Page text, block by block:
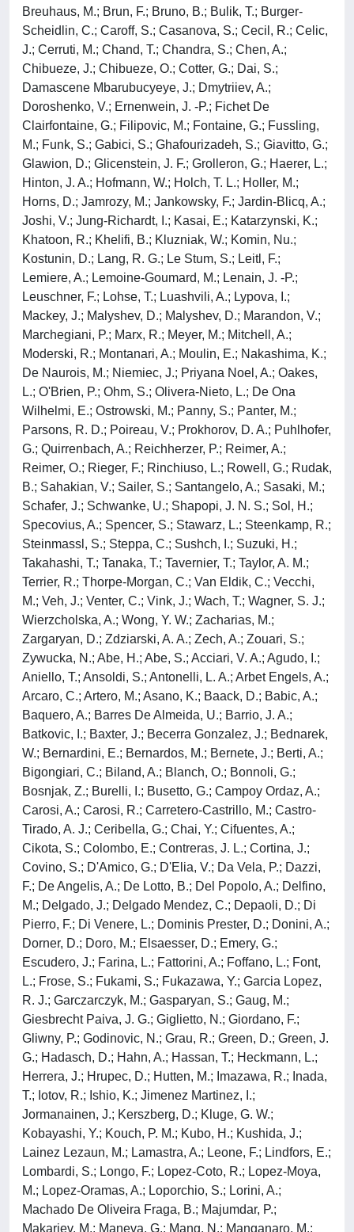
Breuhaus, M.; Brun, F.; Bruno, B.; Bulik, T.; Burger-
Scheidlin, C.; Caroff, S.; Casanova, S.; Cecil, R.; Celic,
J.; Cerruti, M.; Chand, T.; Chandra, S.; Chen, A.;
Chibueze, J.; Chibueze, O.; Cotter, G.; Dai, S.;
Damascene Mbarubucyeye, J.; Dmytriiev, A.;
Doroshenko, V.; Ernenwein, J. -P.; Fichet De
Clairfontaine, G.; Filipovic, M.; Fontaine, G.; Fussling,
M.; Funk, S.; Gabici, S.; Ghafourizadeh, S.; Giavitto, G.;
Glawion, D.; Glicenstein, J. F.; Grolleron, G.; Haerer, L.;
Hinton, J. A.; Hofmann, W.; Holch, T. L.; Holler, M.;
Horns, D.; Jamrozy, M.; Jankowsky, F.; Jardin-Blicq, A.;
Joshi, V.; Jung-Richardt, I.; Kasai, E.; Katarzynski, K.;
Khatoon, R.; Khelifi, B.; Kluzniak, W.; Komin, Nu.;
Kostunin, D.; Lang, R. G.; Le Stum, S.; Leitl, F.;
Lemiere, A.; Lemoine-Goumard, M.; Lenain, J. -P.;
Leuschner, F.; Lohse, T.; Luashvili, A.; Lypova, I.;
Mackey, J.; Malyshev, D.; Malyshev, D.; Marandon, V.;
Marchegiani, P.; Marx, R.; Meyer, M.; Mitchell, A.;
Moderski, R.; Montanari, A.; Moulin, E.; Nakashima, K.;
De Naurois, M.; Niemiec, J.; Priyana Noel, A.; Oakes,
L.; O'Brien, P.; Ohm, S.; Olivera-Nieto, L.; De Ona
Wilhelmi, E.; Ostrowski, M.; Panny, S.; Panter, M.;
Parsons, R. D.; Poireau, V.; Prokhorov, D. A.; Puhlhofer,
G.; Quirrenbach, A.; Reichherzer, P.; Reimer, A.;
Reimer, O.; Rieger, F.; Rinchiuso, L.; Rowell, G.; Rudak,
B.; Sahakian, V.; Sailer, S.; Santangelo, A.; Sasaki, M.;
Schafer, J.; Schwanke, U.; Shapopi, J. N. S.; Sol, H.;
Specovius, A.; Spencer, S.; Stawarz, L.; Steenkamp, R.;
Steinmassl, S.; Steppa, C.; Sushch, I.; Suzuki, H.;
Takahashi, T.; Tanaka, T.; Tavernier, T.; Taylor, A. M.;
Terrier, R.; Thorpe-Morgan, C.; Van Eldik, C.; Vecchi,
M.; Veh, J.; Venter, C.; Vink, J.; Wach, T.; Wagner, S. J.;
Wierzcholska, A.; Wong, Y. W.; Zacharias, M.;
Zargaryan, D.; Zdziarski, A. A.; Zech, A.; Zouari, S.;
Zywucka, N.; Abe, H.; Abe, S.; Acciari, V. A.; Agudo, I.;
Aniello, T.; Ansoldi, S.; Antonelli, L. A.; Arbet Engels, A.;
Arcaro, C.; Artero, M.; Asano, K.; Baack, D.; Babic, A.;
Baquero, A.; Barres De Almeida, U.; Barrio, J. A.;
Batkovic, I.; Baxter, J.; Becerra Gonzalez, J.; Bednarek,
W.; Bernardini, E.; Bernardos, M.; Bernete, J.; Berti, A.;
Bigongiari, C.; Biland, A.; Blanch, O.; Bonnoli, G.;
Bosnjak, Z.; Burelli, I.; Busetto, G.; Campoy Ordaz, A.;
Carosi, A.; Carosi, R.; Carretero-Castrillo, M.; Castro-
Tirado, A. J.; Ceribella, G.; Chai, Y.; Cifuentes, A.;
Cikota, S.; Colombo, E.; Contreras, J. L.; Cortina, J.;
Covino, S.; D'Amico, G.; D'Elia, V.; Da Vela, P.; Dazzi,
F.; De Angelis, A.; De Lotto, B.; Del Popolo, A.; Delfino,
M.; Delgado, J.; Delgado Mendez, C.; Depaoli, D.; Di
Pierro, F.; Di Venere, L.; Dominis Prester, D.; Donini, A.;
Dorner, D.; Doro, M.; Elsaesser, D.; Emery, G.;
Escudero, J.; Farina, L.; Fattorini, A.; Foffano, L.; Font,
L.; Frose, S.; Fukami, S.; Fukazawa, Y.; Garcia Lopez,
R. J.; Garczarczyk, M.; Gasparyan, S.; Gaug, M.;
Giesbrecht Paiva, J. G.; Giglietto, N.; Giordano, F.;
Gliwny, P.; Godinovic, N.; Grau, R.; Green, D.; Green, J.
G.; Hadasch, D.; Hahn, A.; Hassan, T.; Heckmann, L.;
Herrera, J.; Hrupec, D.; Hutten, M.; Imazawa, R.; Inada,
T.; Iotov, R.; Ishio, K.; Jimenez Martinez, I.;
Jormanainen, J.; Kerszberg, D.; Kluge, G. W.;
Kobayashi, Y.; Kouch, P. M.; Kubo, H.; Kushida, J.;
Lainez Lezaun, M.; Lamastra, A.; Leone, F.; Lindfors, E.;
Lombardi, S.; Longo, F.; Lopez-Coto, R.; Lopez-Moya,
M.; Lopez-Oramas, A.; Loporchio, S.; Lorini, A.;
Machado De Oliveira Fraga, B.; Majumdar, P.;
Makariev, M.; Maneva, G.; Mang, N.; Manganaro, M.;